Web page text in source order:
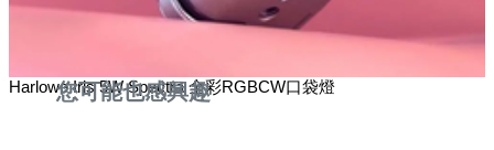
Harlowe Iris 5W Spectra 全彩RGBCW口袋燈
您可能也感興趣